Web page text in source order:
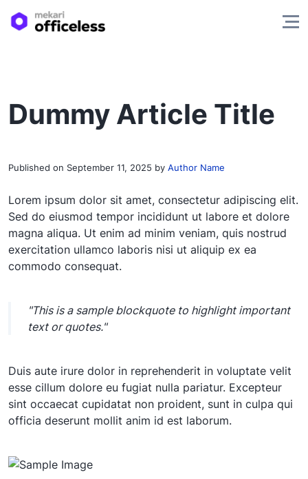
Dummy Article Title
Published on September 11, 2025 by Author Name
Lorem ipsum dolor sit amet, consectetur adipiscing elit.
Sed do eiusmod tempor incididunt ut labore et dolore
magna aliqua. Ut enim ad minim veniam, quis nostrud
exercitation ullamco laboris nisi ut aliquip ex ea
commodo consequat.
"This is a sample blockquote to highlight important
text or quotes."
Duis aute irure dolor in reprehenderit in voluptate velit
esse cillum dolore eu fugiat nulla pariatur. Excepteur
sint occaecat cupidatat non proident, sunt in culpa qui
officia deserunt mollit anim id est laborum.